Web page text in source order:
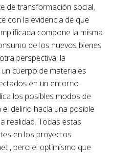
de transformación social,
con la evidencia de que
compone la misma
de los nuevos bienes
perspectiva, la
cuerpo de materiales
en un entorno
los posibles modos de
delirio hacía una posible
realidad. Todas estas
en los proyectos
, pero el optimismo que